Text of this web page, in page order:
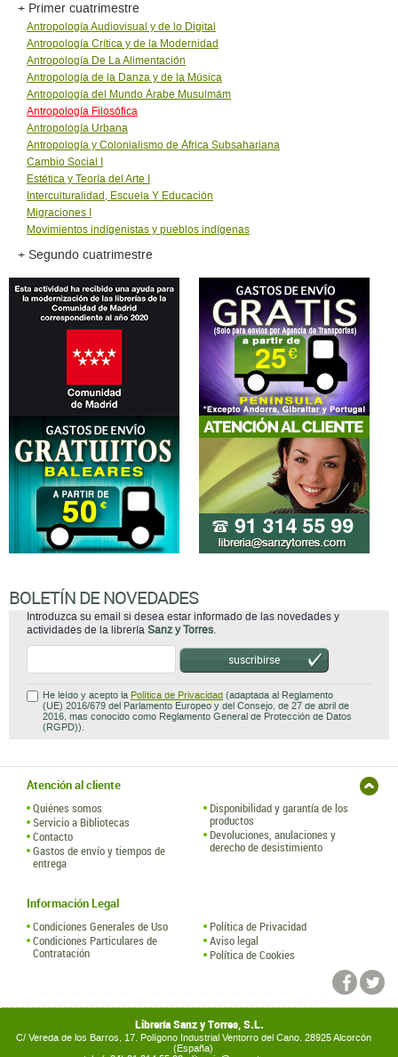
+ Primer cuatrimestre
Antropología Audiovisual y de lo Digital
Antropología Crítica y de la Modernidad
Antropología De La Alimentación
Antropología de la Danza y de la Música
Antropología del Mundo Árabe Musulmám
Antropología Filosófica
Antropología Urbana
Antropología y Colonialismo de África Subsahariana
Cambio Social I
Estética y Teoría del Arte I
Interculturalidad, Escuela Y Educación
Migraciones I
Movimientos indígenistas y pueblos indígenas
+ Segundo cuatrimestre
BOLETÍN DE NOVEDADES
Introduzca su email si desea estar informado de las novedades y
actividades de la librería Sanz y Torres.
suscribirse
He leído y acepto la Política de Privacidad (adaptada al Reglamento
(UE) 2016/679 del Parlamento Europeo y del Consejo, de 27 de abril de
2016, mas conocido como Reglamento General de Protección de Datos
(RGPD)).
Atención al cliente
Quiénes somos
Servicio a Bibliotecas
Contacto
Gastos de envío y tiempos de
entrega
Disponibilidad y garantía de los
productos
Devoluciones, anulaciones y
derecho de desistimiento
Información Legal
Condiciones Generales de Uso
Condiciones Particulares de
Contratación
Política de Privacidad
Aviso legal
Política de Cookies
Librería Sanz y Torres, S.L.
C/ Vereda de los Barros, 17. Polígono Industrial Ventorro del Cano. 28925 Alcorcón
(España)